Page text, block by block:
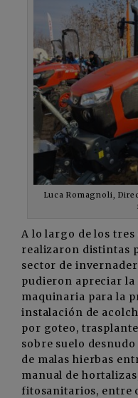
Luca Romagnoli,
A lo largo de los tres
realizaron distintas
sector de
pudieron apreciar la
maquinaria para la
instalación de
por goteo,
sobre suelo
de malas hierbas
manual de
fitosanitarios, entre